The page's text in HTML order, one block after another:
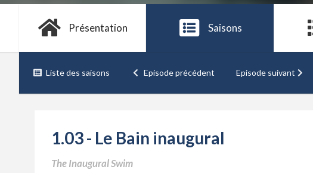
Présentation Saisons
Liste des saisons Episode précédent Episode suivant
1.03 - Le Bain inaugural
The Inaugural Swim